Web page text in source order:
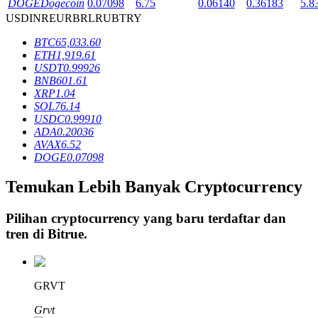
Penguncian BTR
Investasi eksklusif untuk pemegang BTR
Pinjaman
Layanan pinjaman yang didukung Crypto
DOGEDogecoin 0.07098 6.75 0.06140 0.36183
USDINREURBRLRUBTRY
BTC65,033.60
ETH1,919.61
USDT0.99926
BNB601.61
XRP1.04
SOL76.14
USDC0.99910
ADA0.20036
AVAX6.52
DOGE0.07098
Temukan Lebih Banyak Cryptocurrency
Pilihan cryptocurrency yang baru terdaftar dan
tren di Bitrue.
GRVT
Grvt